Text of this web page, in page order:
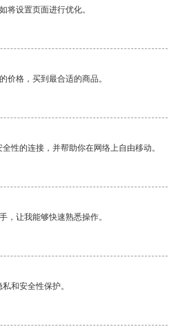
将设置页面进行优化。
价格，买到最合适的商品。
性的连接，并帮助你在网络上自由移动。
，让我能够快速熟悉操作。
和安全性保护。